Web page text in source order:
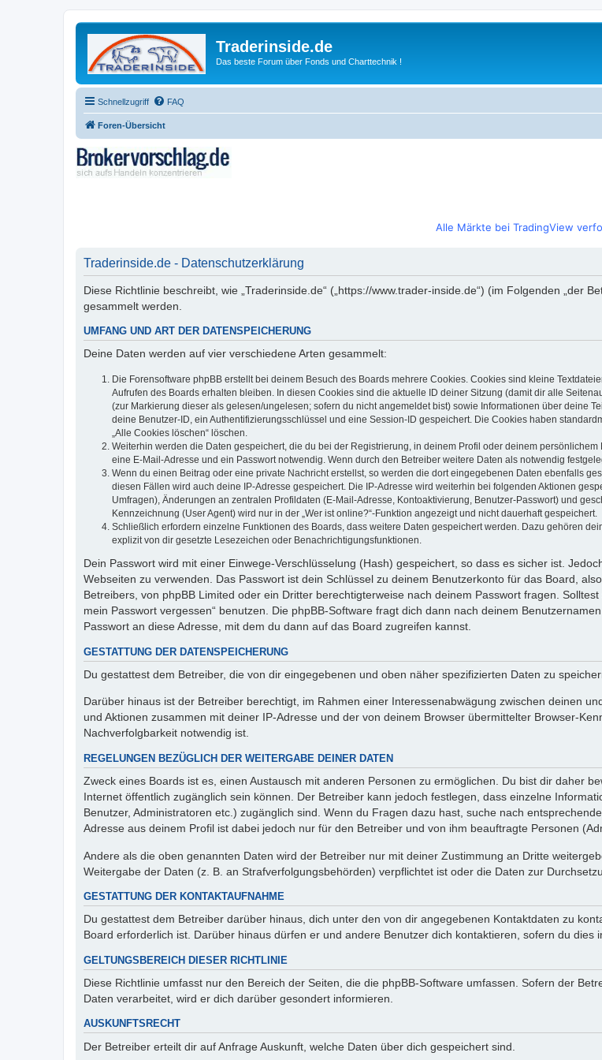
Traderinside.de
Das beste Forum über Fonds und Charttechnik !
Schnellzugriff FAQ
Foren-Übersicht
Alle Märkte bei TradingView
Traderinside.de - Datenschutzerklärung
Diese Richtlinie beschreibt, wie „Traderinside.de“ („https://www.trader-inside.de“) (im Folgenden „der
gesammelt werden.
UMFANG UND ART DER DATENSPEICHERUNG
Deine Daten werden auf vier verschiedene Arten gesammelt:
Die Forensoftware phpBB erstellt bei deinem Besuch des Boards mehrere Cookies. Cookies sind kleine
Aufrufen des Boards erhalten bleiben. In diesen Cookies sind die aktuelle ID deiner Sitzung (damit dir alle
(zur Markierung dieser als gelesen/ungelesen; sofern du nicht angemeldet bist) sowie Informationen über deine
deine Benutzer-ID, ein Authentifizierungsschlüssel und eine Session-ID gespeichert. Die Cookies haben
„Alle Cookies löschen“ löschen.
Weiterhin werden die Daten gespeichert, die du bei der Registrierung, in deinem Profil oder deinem
eine E-Mail-Adresse und ein Passwort notwendig. Wenn durch den Betreiber weitere Daten als notwendig
Wenn du einen Beitrag oder eine private Nachricht erstellst, so werden die dort eingegebenen Daten ebenfalls
diesen Fällen wird auch deine IP-Adresse gespeichert. Die IP-Adresse wird weiterhin bei folgenden Aktionen
Umfragen), Änderungen an zentralen Profildaten (E-Mail-Adresse, Kontoaktivierung, Benutzer-Passwort) und
Kennzeichnung (User Agent) wird nur in der „Wer ist online?“-Funktion angezeigt und nicht dauerhaft gespeichert.
Schließlich erfordern einzelne Funktionen des Boards, dass weitere Daten gespeichert werden. Dazu gehören
explizit von dir gesetzte Lesezeichen oder Benachrichtigungsfunktionen.
Dein Passwort wird mit einer Einwege-Verschlüsselung (Hash) gespeichert, so dass es sicher ist.
Webseiten zu verwenden. Das Passwort ist dein Schlüssel zu deinem Benutzerkonto für das Board,
Betreibers, von phpBB Limited oder ein Dritter berechtigterweise nach deinem Passwort fragen.
mein Passwort vergessen“ benutzen. Die phpBB-Software fragt dich dann nach deinem
Passwort an diese Adresse, mit dem du dann auf das Board zugreifen kannst.
GESTATTUNG DER DATENSPEICHERUNG
Du gestattest dem Betreiber, die von dir eingegebenen und oben näher spezifizierten Daten zu
Darüber hinaus ist der Betreiber berechtigt, im Rahmen einer Interessenabwägung zwischen deinen
und Aktionen zusammen mit deiner IP-Adresse und der von deinem Browser übermittelter Browser-
Nachverfolgbarkeit notwendig ist.
REGELUNGEN BEZÜGLICH DER WEITERGABE DEINER DATEN
Zweck eines Boards ist es, einen Austausch mit anderen Personen zu ermöglichen. Du bist dir daher
Internet öffentlich zugänglich sein können. Der Betreiber kann jedoch festlegen, dass einzelne
Benutzer, Administratoren etc.) zugänglich sind. Wenn du Fragen dazu hast, suche nach
Adresse aus deinem Profil ist dabei jedoch nur für den Betreiber und von ihm beauftragte Personen
Andere als die oben genannten Daten wird der Betreiber nur mit deiner Zustimmung an Dritte
Weitergabe der Daten (z. B. an Strafverfolgungsbehörden) verpflichtet ist oder die Daten zur
GESTATTUNG DER KONTAKTAUFNAHME
Du gestattest dem Betreiber darüber hinaus, dich unter den von dir angegebenen Kontaktdaten zu
Board erforderlich ist. Darüber hinaus dürfen er und andere Benutzer dich kontaktieren, sofern du dies
GELTUNGSBEREICH DIESER RICHTLINIE
Diese Richtlinie umfasst nur den Bereich der Seiten, die die phpBB-Software umfassen. Sofern der
Daten verarbeitet, wird er dich darüber gesondert informieren.
AUSKUNFTSRECHT
Der Betreiber erteilt dir auf Anfrage Auskunft, welche Daten über dich gespeichert sind.